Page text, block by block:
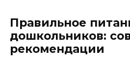
Правильное
дошкольников:
рекомендации